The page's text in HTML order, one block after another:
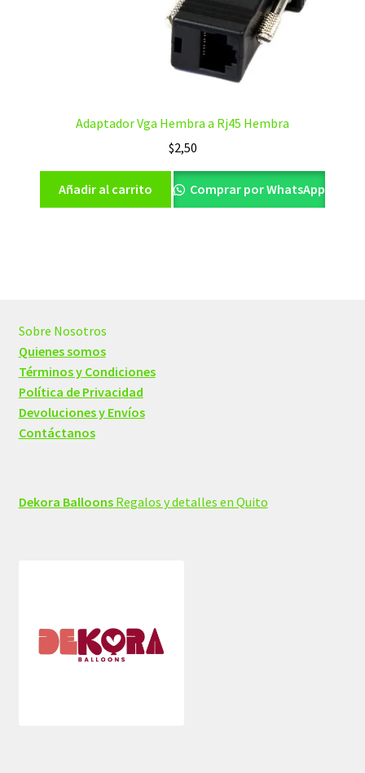
Adaptador Vga Hembra a Rj45 Hembra
$2,50
Añadir al carrito Comprar por WhatsApp
Sobre Nosotros
Quienes somos
Términos y Condiciones
Política de Privacidad
Devoluciones y Envíos
Contáctanos
Dekora BalloonsRegalos y detalles en Quito